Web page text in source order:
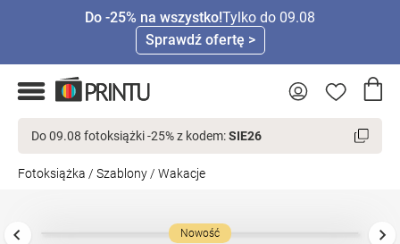
Do -25% na wszystko!Tylko do 09.08
Sprawdź ofertę >
Do 09.08 fotoksiążki -25% z kodem:SIE26
Fotoksiążka / Szablony / Wakacje
Nowość